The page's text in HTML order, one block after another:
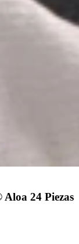
24 Piezas